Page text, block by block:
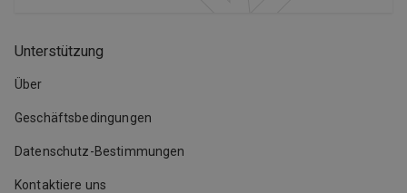
Unterstützung
Über
Geschäftsbedingungen
Datenschutz-Bestimmungen
Kontaktiere uns